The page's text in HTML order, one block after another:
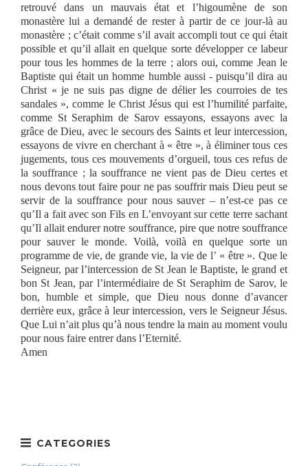
retrouvé dans un mauvais état et l’higoumène de son
monastère lui a demandé de rester à partir de ce jour-là au
monastère ; c’était comme s’il avait accompli tout ce qui était
possible et qu’il allait en quelque sorte développer ce labeur
pour tous les hommes de la terre ; alors oui, comme Jean le
Baptiste qui était un homme humble aussi - puisqu’il dira au
Christ « je ne suis pas digne de délier les courroies de tes
sandales », comme le Christ Jésus qui est l’humilité parfaite,
comme St Seraphim de Sarov essayons, essayons avec la
grâce de Dieu, avec le secours des Saints et leur intercession,
essayons de vivre en cherchant à « être », à éliminer tous ces
jugements, tous ces mouvements d’orgueil, tous ces refus de
la souffrance ; la souffrance ne vient pas de Dieu certes et
nous devons tout faire pour ne pas souffrir mais Dieu peut se
servir de la souffrance pour nous sauver – n’est-ce pas ce
qu’Il a fait avec son Fils en L’envoyant sur cette terre sachant
qu’Il allait endurer notre souffrance, pire que notre souffrance
pour sauver le monde. Voilà, voilà en quelque sorte un
programme de vie, de grande vie, la vie de l’ « être ». Que le
Seigneur, par l’intercession de St Jean le Baptiste, le grand et
bon St Jean, par l’intermédiaire de St Seraphim de Sarov, le
bon, humble et simple, que Dieu nous donne d’avancer
derrière eux, grâce à leur intercession, vers le Seigneur Jésus.
Que Lui n’ait plus qu’à nous tendre la main au moment voulu
pour nous faire entrer dans l’Eternité.
Amen